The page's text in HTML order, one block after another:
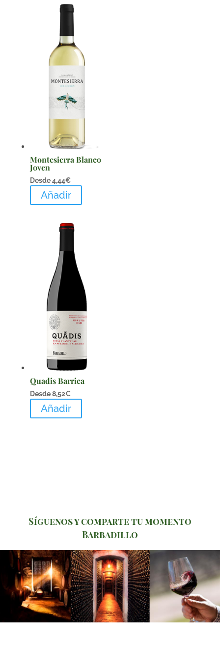
Montesierra Blanco
Joven
Desde4,44€
Añadir
Quadis Barrica
Desde8,52€
Añadir
Síguenos y comparte tu momento
Barbadillo